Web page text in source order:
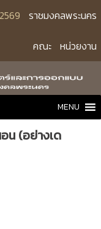
ราชมงคลพระนคร
คณะ หน่วยงาน
MENU
น (อย่างเด